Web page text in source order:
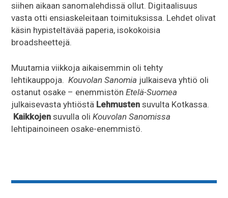
siihen aikaan sanomalehdissä ollut. Digitaalisuus
vasta otti ensiaskeleitaan toimituksissa. Lehdet olivat
käsin hypisteltävää paperia, isokokoisia
broadsheettejä.
Muutamia viikkoja aikaisemmin oli tehty
lehtikauppoja.Kouvolan Sanomia julkaiseva yhtiö oli
ostanut osake – enemmistönEtelä-Suomea
julkaisevasta yhtiöstä Lehmusten suvulta Kotkassa.
Kaikkojen suvulla oliKouvolan Sanomissa
lehtipainoineen osake-enemmistö.